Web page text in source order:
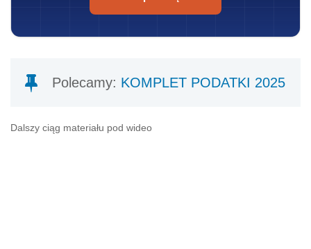
Polecamy: KOMPLET PODATKI 2025
Dalszy ciąg materiału pod wideo